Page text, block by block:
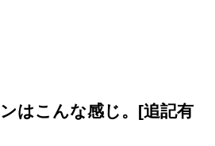
はこんな感じ。[追記有